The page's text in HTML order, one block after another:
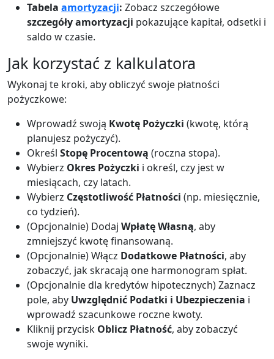
Tabela amortyzacji: Zobacz szczegółowe
szczegóły amortyzacji pokazujące kapitał, odsetki i
saldo w czasie.
Jak korzystać z kalkulatora
Wykonaj te kroki, aby obliczyć swoje płatności
pożyczkowe:
Wprowadź swoją Kwotę Pożyczki (kwotę, którą
planujesz pożyczyć).
Określ Stopę Procentową (roczna stopa).
Wybierz Okres Pożyczki i określ, czy jest w
miesiącach, czy latach.
Wybierz Częstotliwość Płatności (np. miesięcznie,
co tydzień).
(Opcjonalnie) Dodaj Wpłatę Własną, aby
zmniejszyć kwotę finansowaną.
(Opcjonalnie) Włącz Dodatkowe Płatności, aby
zobaczyć, jak skracają one harmonogram spłat.
(Opcjonalnie dla kredytów hipotecznych) Zaznacz
pole, aby Uwzględnić Podatki i Ubezpieczenia i
wprowadź szacunkowe roczne kwoty.
Kliknij przycisk Oblicz Płatność, aby zobaczyć
swoje wyniki.